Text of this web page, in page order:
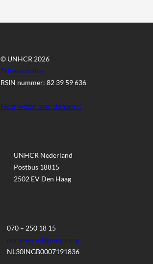
© UNHCR 2026
Privacy policy
RSIN nummer: 82 39 59 636
Meer weten over doneren?
UNHCR Nederland
Postbus 18815
2502 EV Den Haag
070 – 250 18 15
donateursnl@unhcr.org
NL30INGB0007191836